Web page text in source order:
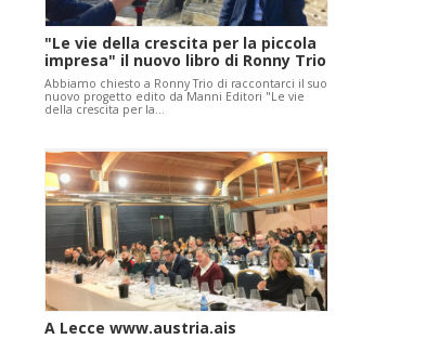
"Le vie della crescita per la piccola
impresa" il nuovo libro di Ronny Trio
Abbiamo chiesto a Ronny Trio di raccontarci il suo
nuovo progetto edito da Manni Editori "Le vie
della crescita per la…
A Lecce www.austria.ais